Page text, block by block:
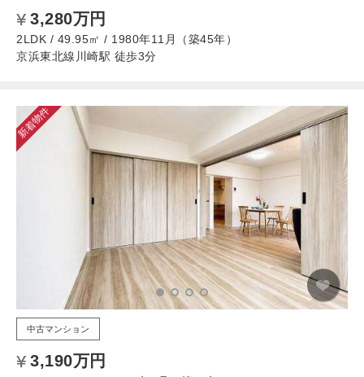
3,280万円
2LDK / 49.95㎡ / 1980年11月（築45年）
京浜東北線川崎駅 徒歩3分
新着物件
中古マンション
3,190万円